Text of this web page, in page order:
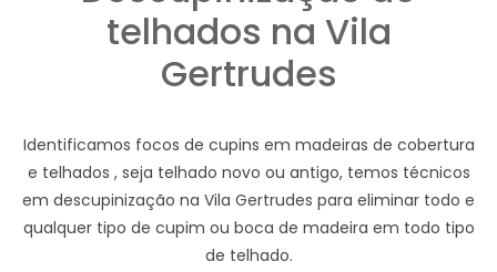
telhados na Vila
Gertrudes
Identificamos focos de cupins em madeiras de cobertura
e telhados , seja telhado novo ou antigo, temos técnicos
em descupinização na Vila Gertrudes para eliminar todo e
qualquer tipo de cupim ou boca de madeira em todo tipo
de telhado.